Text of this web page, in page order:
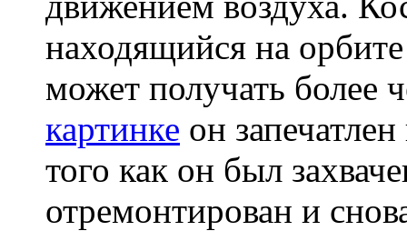
находящийся на
может получать более
картинке он
того как он был
отремонтирован и